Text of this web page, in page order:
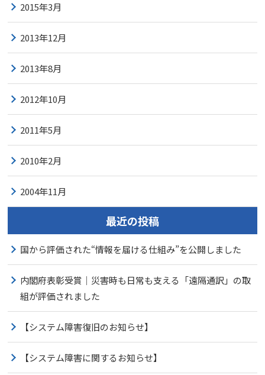
2015年3月
2013年12月
2013年8月
2012年10月
2011年5月
2010年2月
2004年11月
最近の投稿
国から評価された“情報を届ける仕組み”を公開しました
内閣府表彰受賞｜災害時も日常も支える「遠隔通訳」の取
組が評価されました
【システム障害復旧のお知らせ】
【システム障害に関するお知らせ】